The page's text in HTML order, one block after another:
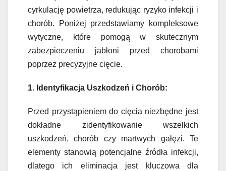
cyrkulację powietrza, redukując ryzyko infekcji i
chorób. Poniżej przedstawiamy kompleksowe
wytyczne, które pomogą w skutecznym
zabezpieczeniu jabłoni przed chorobami
poprzez precyzyjne cięcie.
1. Identyfikacja Uszkodzeń i Chorób:
Przed przystąpieniem do cięcia niezbędne jest
dokładne zidentyfikowanie wszelkich
uszkodzeń, chorób czy martwych gałęzi. Te
elementy stanowią potencjalne źródła infekcji,
dlatego ich eliminacja jest kluczowa dla